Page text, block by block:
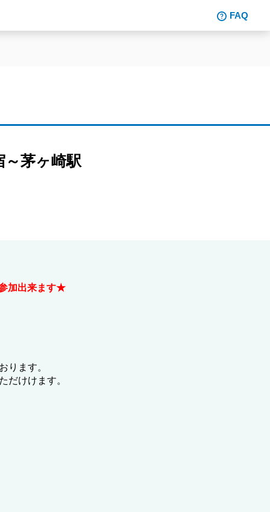
FAQ
～茅ヶ崎駅
加出来ます★
ります。
だけけます。